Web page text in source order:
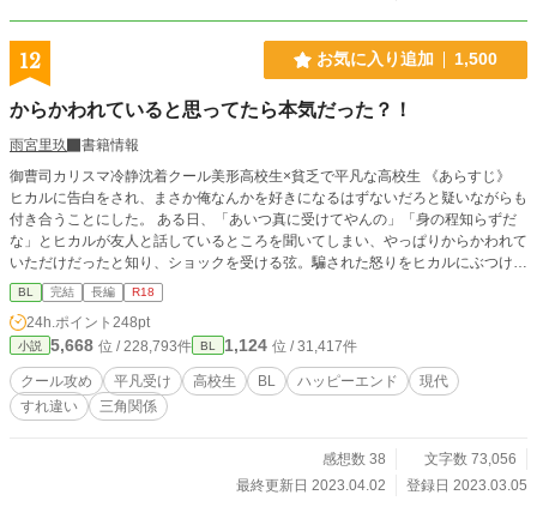
12 お気に入り追加 1,500
からかわれていると思ってたら本気だった？！
雨宮里玖
書籍情報
御曹司カリスマ冷静沈着クール美形高校生×貧乏で平凡な高校生 《あらすじ》
ヒカルに告白をされ、まさか俺なんかを好きになるはずないだろと疑いながらも
付き合うことにした。 ある日、「あいつ真に受けてやんの」「身の程知らずだ
な」とヒカルが友人と話しているところを聞いてしまい、やっぱりからかわれて
いただけだったと知り、ショックを受ける弦。騙された怒りをヒカルにぶつけ
て、ヒカルに別れを告げる——。 葛葉ヒカル（18）高校三年生。財閥次男。完
璧。カリスマ。 弦（18）高校三年生。父子家庭。貧乏。 葛葉一真（20）財閥長
男。爽やかイケメン。
BL 完結 長編 R18
24h.ポイント 248pt
小説 5,668 位 / 228,793件 BL 1,124 位 / 31,417件
クール攻め 平凡受け 高校生 BL ハッピーエンド
現代
すれ違い
三角関係
感想数 38
文字数 73,056
最終更新日 2023.04.02
登録日 2023.03.05